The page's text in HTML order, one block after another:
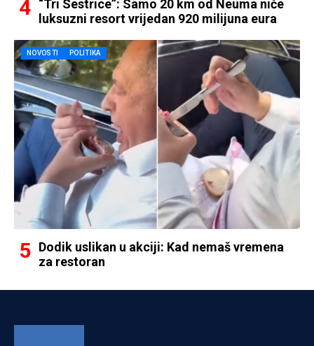
“Tri Sestrice”: Samo 20 km od Neuma niče
luksuzni resort vrijedan 920 milijuna eura
NOVOSTI POLITIKA
Dodik uslikan u akciji: Kad nemaš vremena
za restoran